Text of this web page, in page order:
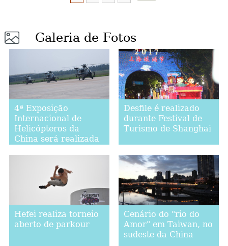
Galeria de Fotos
4ª Exposição
Internacional de
Helicópteros da
China será realizada
Desfile é realizado
durante Festival de
Turismo de Shanghai
Hefei realiza torneio
aberto de parkour
Cenário do "rio do
Amor" em Taiwan, no
sudeste da China